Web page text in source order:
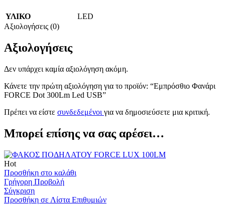
ΥΛΙΚΟ
LED
Αξιολογήσεις (0)
Αξιολογήσεις
Δεν υπάρχει καμία αξιολόγηση ακόμη.
Κάνετε την πρώτη αξιολόγηση για το προϊόν: “Εμπρόσθιο Φανάρι
FORCE Dot 300Lm Led USB”
Πρέπει να είστε συνδεδεμένοι για να δημοσιεύσετε μια κριτική.
Μπορεί επίσης να σας αρέσει…
Hot
Προσθήκη στο καλάθι
Γρήγορη Προβολή
Σύγκριση
Προσθήκη σε Λίστα Επιθυμιών